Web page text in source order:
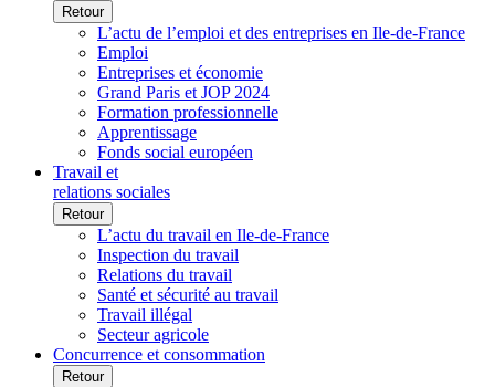
Retour
L’actu de l’emploi et des entreprises en Ile-de-France
Emploi
Entreprises et économie
Grand Paris et JOP 2024
Formation professionnelle
Apprentissage
Fonds social européen
Travail et
relations sociales
Retour
L’actu du travail en Ile-de-France
Inspection du travail
Relations du travail
Santé et sécurité au travail
Travail illégal
Secteur agricole
Concurrence et consommation
Retour